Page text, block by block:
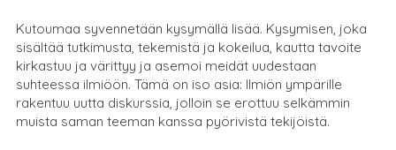
Kutoumaa syvennetään kysymällä lisää. Kysymisen, joka
sisältää tutkimusta, tekemistä ja kokeilua, kautta tavoite
kirkastuu ja värittyy ja asemoi meidät uudestaan
suhteessa ilmiöön. Tämä on iso asia: Ilmiön ympärille
rakentuu uutta diskurssia, jolloin se erottuu selkämmin
muista saman teeman kanssa pyörivistä tekijöistä.